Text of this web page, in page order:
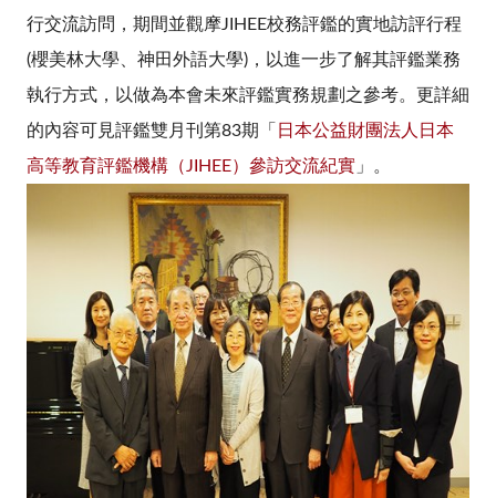
行交流訪問，期間並觀摩JIHEE校務評鑑的實地訪評行程
(櫻美林大學、神田外語大學) ，以進一步了解其評鑑業務
執行方式，以做為本會未來評鑑實務規劃之參考。更詳細
的內容可見評鑑雙月刊第83期「 日本公益財團法人日本
高等教育評鑑機構（JIHEE）參訪交流紀實 」。